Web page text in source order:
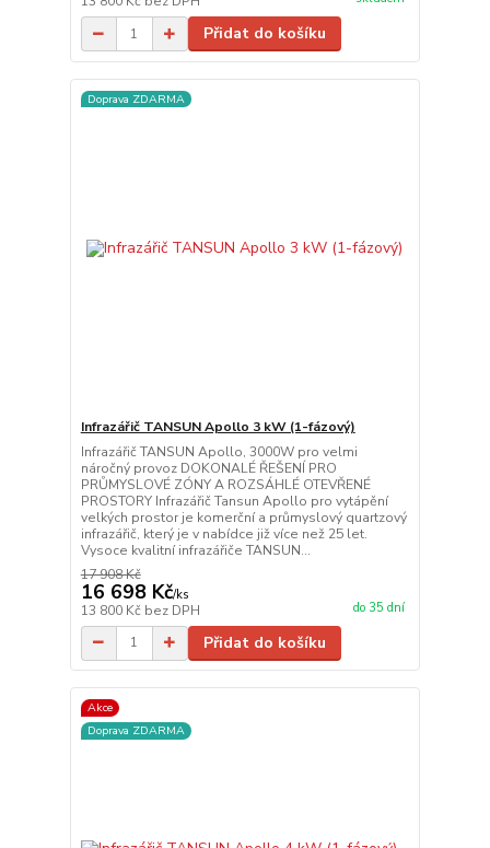
Přidat do košíku
Doprava ZDARMA
Infrazářič TANSUN Apollo 3 kW (1-fázový)
Infrazářič TANSUN Apollo, 3000W pro velmi
náročný provoz DOKONALÉ ŘEŠENÍ PRO
PRŮMYSLOVÉ ZÓNY A ROZSÁHLÉ OTEVŘENÉ
PROSTORY Infrazářič Tansun Apollo pro vytápění
velkých prostor je komerční a průmyslový quartzový
infrazářič, který je v nabídce již více než 25 let.
Vysoce kvalitní infrazářiče TANSUN...
17 908 Kč
16 698 Kč/ks
13 800 Kč bez DPH do 35 dní
Přidat do košíku
Akce
Doprava ZDARMA